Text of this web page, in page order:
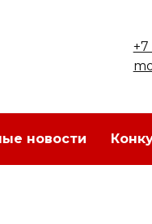
+7
новости